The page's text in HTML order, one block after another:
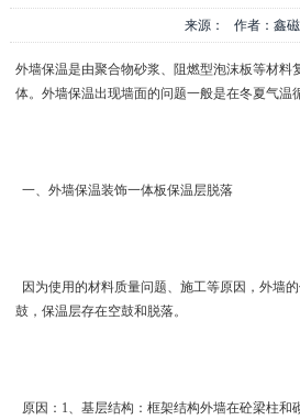
来源： 作者：鑫
外墙保温是由聚合物砂浆、阻燃型泡沫板等材料
体。外墙保温出现墙面的问题一般是在冬夏气温
一、外墙保温装饰一体板保温层脱落
因为使用的材料质量问题、施工等原因，外墙
鼓，保温层存在空鼓和脱落。
原因：1、基层结构：框架结构外墙在砼梁柱和